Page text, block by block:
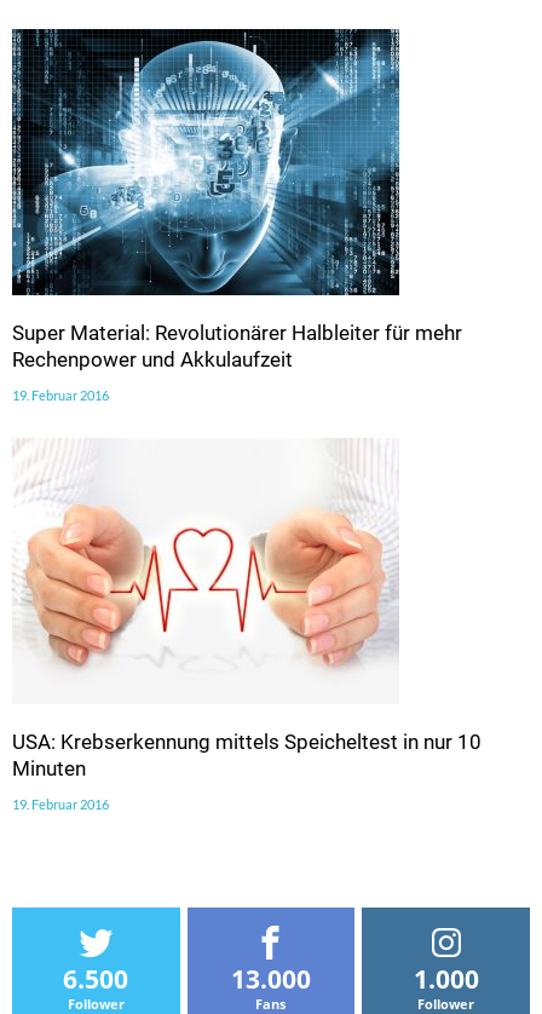
Super Material: Revolutionärer Halbleiter für mehr
Rechenpower und Akkulaufzeit
19. Februar 2016
USA: Krebserkennung mittels Speicheltest in nur 10
Minuten
19. Februar 2016
6.500
Follower
13.000
Fans
1.000
Follower